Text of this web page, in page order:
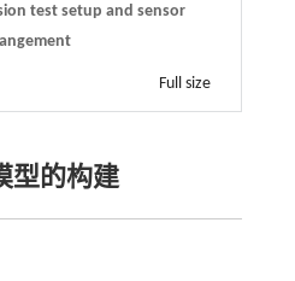
test setup and sensor
Full size
型的构建